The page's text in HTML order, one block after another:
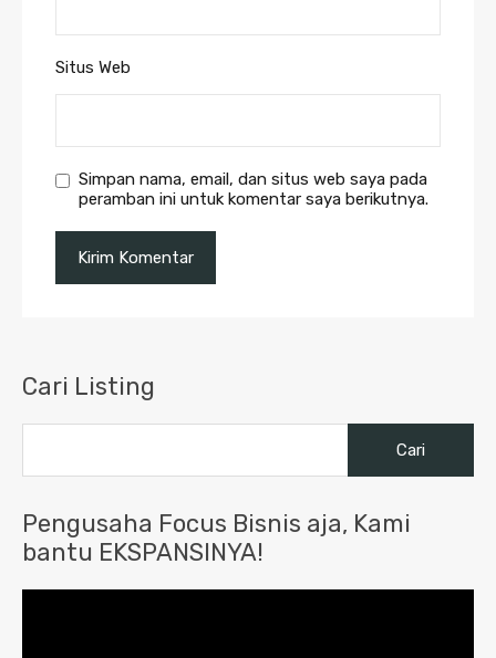
Situs Web
Simpan nama, email, dan situs web saya pada
peramban ini untuk komentar saya berikutnya.
Cari Listing
Pengusaha Focus Bisnis aja, Kami
bantu EKSPANSINYA!